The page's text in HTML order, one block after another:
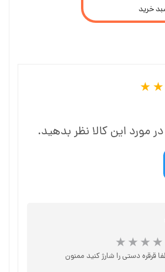
خرید
مورد این کالا نظر بدهید.
قرقره دستی را شارژ کنید ممنون